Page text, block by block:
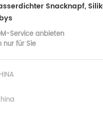
Snacknapf,
Service anbieten
nur für Sie